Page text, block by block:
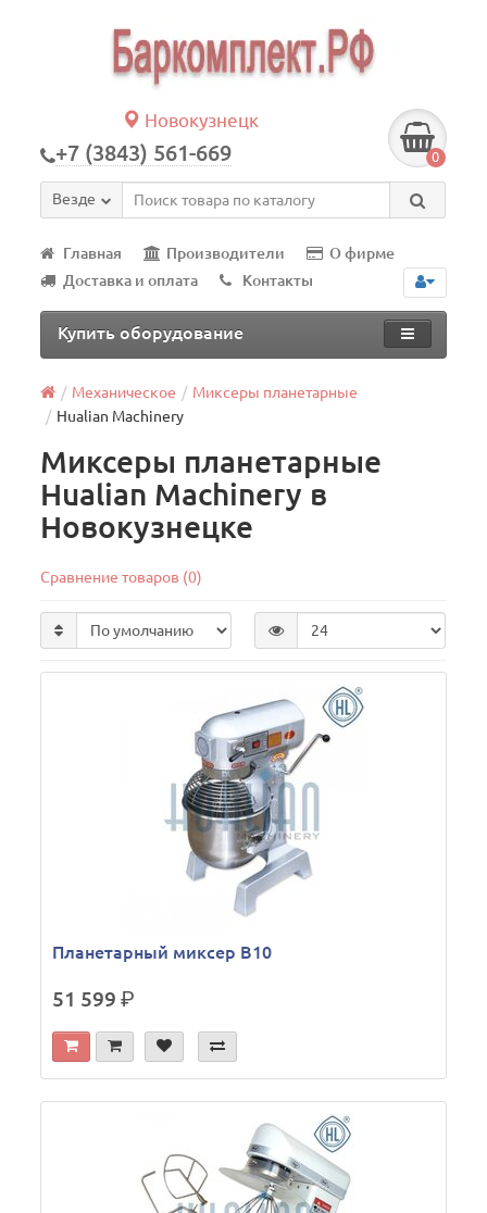
Новокузнецк
+7 (3843) 561-669 0
Везде
Главная Производители
О фирме
Доставка и оплата
Контакты
Купить оборудование
Механическое
Миксеры планетарные
Hualian Machinery
Миксеры планетарные
Hualian Machinery в
Новокузнецке
Сравнение товаров (0)
Планетарный миксер B10
51 599р.